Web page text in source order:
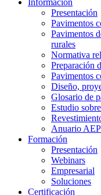
Información
Presentación
Pavimentos
Pavimentos
rurales
Normativa
Preparación
Pavimentos
Diseño,
Glosario de
Estudio
Anuario
Formación
Presentación
Webinars
Empresarial
Soluciones
Certificación